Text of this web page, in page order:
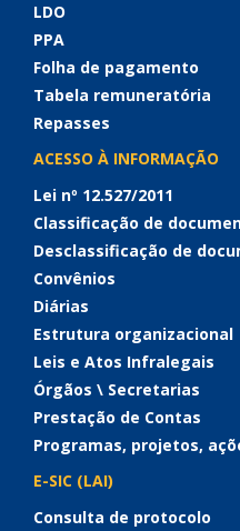
LDO
PPA
Folha de pagamento
Tabela remuneratória
Repasses
ACESSO À INFORMAÇÃO
Lei nº 12.527/2011
Classificação de
Desclassificação de
Convênios
Diárias
Estrutura organizacional
Leis e Atos Infralegais
Órgãos \ Secretarias
Prestação de Contas
Programas, projetos,
E-SIC (LAI)
Consulta de protocolo